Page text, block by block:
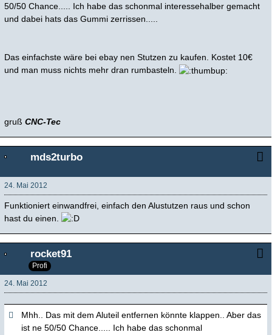
50/50 Chance..... Ich habe das schonmal interessehalber gemacht
und dabei hats das Gummi zerrissen.....
Das einfachste wäre bei ebay nen Stutzen zu kaufen. Kostet 10€
und man muss nichts mehr dran rumbasteln.
gruß CNC-Tec
mds2turbo
24. Mai 2012
Funktioniert einwandfrei, einfach den Alustutzen raus und schon
hast du einen.
rocket91
Profi
24. Mai 2012
Mhh.. Das mit dem Aluteil entfernen könnte klappen.. Aber das
ist ne 50/50 Chance..... Ich habe das schonmal